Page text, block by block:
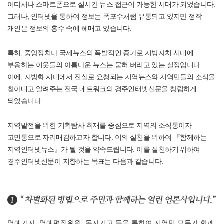
어디서나 스마트폰으로 실시간 뉴스 접근이 가능한 시대가 되었습니다.
그러나, 인터넷을 통하여 정보는 폭포수처럼 유통되고 있지만 정작
개인은 정보의 홍수 속에 헤매고 있습니다.
특히, 중앙정치나 국제뉴스의 폭발적인 증가로 지방자치 시대에
부응하는 이웃들의 아름다운 뉴스는 묻혀 버리고 있는 실정입니다.
이에, 지방화 시대에서 진실로 요청되는 지역뉴스와 지역민들의 소식을
찾아내고 알려주는 전국 네트워크의 경주인터넷신문을 창립하게
되었습니다.
지역발전을 위한 기획탐사 취재를 중심으로 지역의 소식통이자
고민통으로 자리매김하고자 합니다. 이의 실천을 위하여 『함께하는
지역인터넷뉴스』가 될 것을 약속드립니다. 이를 실천하기 위하여
경주인터넷신문이 지향하는 목표는 다음과 같습니다.